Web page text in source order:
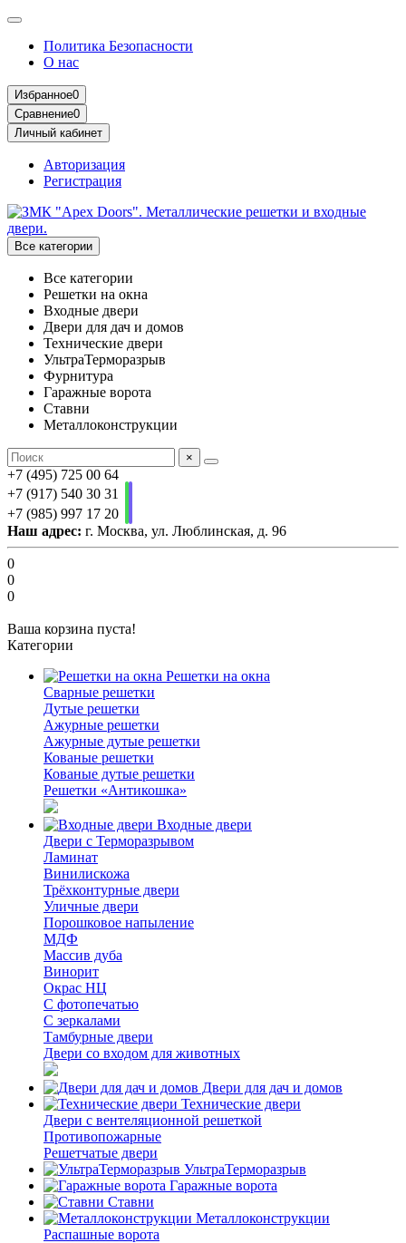
Политика Безопасности
О нас
Избранное0
Сравнение0
Личный кабинет
Авторизация
Регистрация
Все категории
Все категории
Решетки на окна
Входные двери
Двери для дач и домов
Технические двери
УльтраТерморазрыв
Фурнитура
Гаражные ворота
Ставни
Металлоконструкции
×
+7 (495) 725 00 64
+7 (917) 540 30 31
+7 (985) 997 17 20
Наш адрес: г. Москва, ул. Люблинская, д. 96
0
0
0
Ваша корзина пуста!
Категории
Решетки на окна
Сварные решетки
Дутые решетки
Ажурные решетки
Ажурные дутые решетки
Кованые решетки
Кованые дутые решетки
Решетки «Антикошка»
Входные двери
Двери с Терморазрывом
Ламинат
Винилискожа
Трёхконтурные двери
Уличные двери
Порошковое напыление
МДФ
Массив дуба
Винорит
Окрас НЦ
С фотопечатью
С зеркалами
Тамбурные двери
Двери со входом для животных
Двери для дач и домов
Технические двери
Двери с вентеляционной решеткой
Противопожарные
Решетчатые двери
УльтраТерморазрыв
Гаражные ворота
Ставни
Металлоконструкции
Распашные ворота